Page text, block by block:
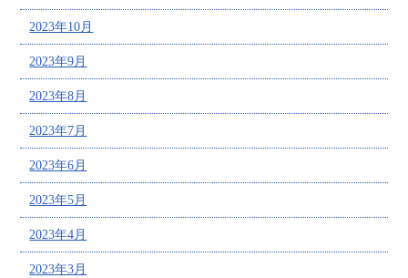
2023年10月
2023年9月
2023年8月
2023年7月
2023年6月
2023年5月
2023年4月
2023年3月